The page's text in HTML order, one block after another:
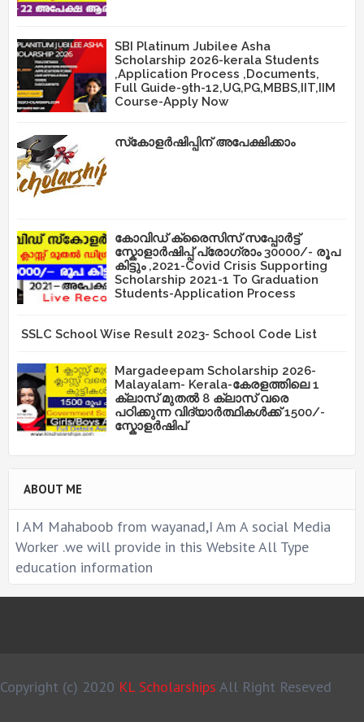
SBI Platinum Jubilee Asha
Scholarship 2026-kerala Students
,Application Process ,Documents,
Full Guide-9th-12,UG,PG,MBBS,IIT,IIM
Course-Apply Now
സ്‌കോളർഷിപ്പിന് അപേക്ഷിക്കാം
കോവിഡ് ക്രൈസിസ് സപ്പോർട്ട്
സ്കോളാർഷിപ്പ് പ്രോഗ്രാം 30000/- രൂപ
കിട്ടും ,2021-Covid Crisis Supporting
Scholarship 2021-1 To Graduation
Students-Application Process
SSLC School Wise Result 2023- School Code List
Margadeepam Scholarship 2026-
Malayalam- Kerala-കേരളത്തിലെ 1
ക്ലാസ് മുതൽ 8 ക്ലാസ് വരെ
പഠിക്കുന്ന വിദ്യാർത്ഥികൾക്ക് 1500/-
സ്കോളർഷിപ്
ABOUT ME
I AM Mahaboob from wayanad,I Am A social Media
Worker .we will provide in this Website All Type
education information
Copyright (c) 2020 KL Scholarships All Right Reseved